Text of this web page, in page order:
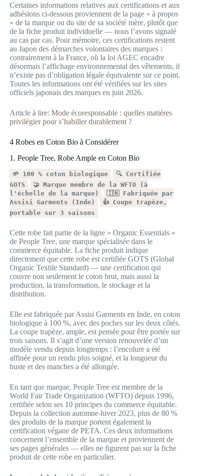
Certaines informations relatives aux certifications et aux
adhésions ci-dessous proviennent de la page « à propos
» de la marque ou du site de sa société mère, plutôt que
de la fiche produit individuelle — nous l’avons signalé
au cas par cas. Pour mémoire, ces certifications restent
au Japon des démarches volontaires des marques :
contrairement à la France, où la loi AGEC encadre
désormais l’affichage environnemental des vêtements, il
n’existe pas d’obligation légale équivalente sur ce point.
Toutes les informations ont été vérifiées sur les sites
officiels japonais des marques en juin 2026.
Article à lire: Mode écoresponsable : quelles matières
privilégier pour s’habiller durablement ?
4 Robes en Coton Bio à Considérer
1. People Tree, Robe Ample en Coton Bio
🌱 100 % coton biologique
🔍 Certifiée
GOTS
🤝 Marque membre de la WFTO (à
l'échelle de la marque)
🇮🇳 Fabriquée par
Assisi Garments (Inde)
👍 Coupe trapèze,
portable sur 3 saisons
Cette robe fait partie de la ligne « Organic Essentials »
de People Tree, une marque spécialisée dans le
commerce équitable. La fiche produit indique
directement que cette robe est certifiée GOTS (Global
Organic Textile Standard) — une certification qui
couvre non seulement le coton brut, mais aussi la
production, la transformation, le stockage et la
distribution.
Elle est fabriquée par Assisi Garments en Inde, en coton
biologique à 100 %, avec des poches sur les deux côtés.
La coupe trapèze, ample, est pensée pour être portée sur
trois saisons. Il s’agit d’une version renouvelée d’un
modèle vendu depuis longtemps : l’encolure a été
affinée pour un rendu plus soigné, et la longueur du
buste et des manches a été allongée.
En tant que marque, People Tree est membre de la
World Fair Trade Organization (WFTO) depuis 1996,
certifiée selon ses 10 principes du commerce équitable.
Depuis la collection automne-hiver 2023, plus de 80 %
des produits de la marque portent également la
certification végane de PETA. Ces deux informations
concernent l’ensemble de la marque et proviennent de
ses pages générales — elles ne figurent pas sur la fiche
produit de cette robe en particulier.